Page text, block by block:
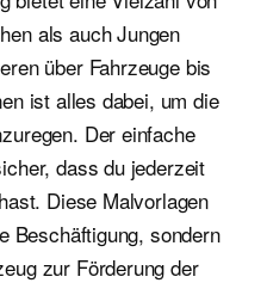
als auch Jungen
über Fahrzeuge bis
ist alles dabei, um die
Der einfache
dass du jederzeit
Diese Malvorlagen
Beschäftigung, sondern
zur Förderung der